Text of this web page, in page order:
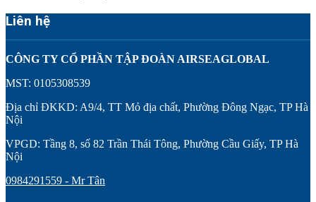
Liên hệ
CÔNG TY CỔ PHẦN TẬP ĐOÀN AIRSEAGLOBAL
MST: 0105308539
Địa chỉ ĐKKD: A9/4, TT Mỏ địa chất, Phường Đông Ngạc, TP Hà
Nội
VPGD: Tầng 8, số 82 Trần Thái Tông, Phường Cầu Giấy, TP Hà
Nội
0984291559 - Mr Tân